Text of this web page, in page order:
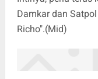
Damkar dan
Richo".(Mid)